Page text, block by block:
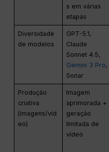
s em várias
etapas
Diversidade
de modelos
GPT-5.1,
Claude
Sonnet 4.5,
Gemini 3 Pro,
Sonar
Produção
criativa
(imagens/víd
eo)
Imagem
aprimorada +
geração
limitada de
vídeo